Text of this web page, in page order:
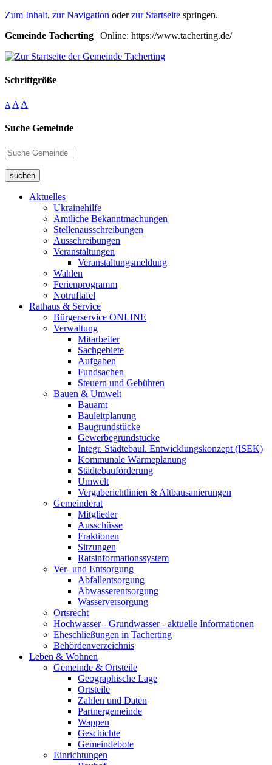
Zum Inhalt, zur Navigation oderzur Startseite springen.
Gemeinde Tacherting | Online: https://www.tacherting.de/
Schriftgröße
A A A
Suche Gemeinde
suchen
Aktuelles
Ukrainehilfe
Amtliche Bekanntmachungen
Stellenausschreibungen
Ausschreibungen
Veranstaltungen
Veranstaltungsmeldung
Wahlen
Ferienprogramm
Notruftafel
Rathaus & Service
Bürgerservice ONLINE
Verwaltung
Mitarbeiter
Sachgebiete
Aufgaben
Fundsachen
Steuern und Gebühren
Bauen & Umwelt
Bauamt
Bauleitplanung
Baugrundstücke
Gewerbegrundstücke
Integr. Städtebaul. Entwicklungskonzept (ISEK)
Kommunale Wärmeplanung
Städtebauförderung
Umwelt
Vergaberichtlinien & Altbausanierungen
Gemeinderat
Mitglieder
Ausschüsse
Fraktionen
Sitzungen
Ratsinformationssystem
Ver- und Entsorgung
Abfallentsorgung
Abwasserentsorgung
Wasserversorgung
Ortsrecht
Hochwasser - Grundwasser - aktuelle Informationen
Eheschließungen in Tacherting
Behördenverzeichnis
Leben & Wohnen
Gemeinde & Ortsteile
Geographische Lage
Ortsteile
Zahlen und Daten
Partnergemeinde
Wappen
Geschichte
Gemeindebote
Einrichtungen